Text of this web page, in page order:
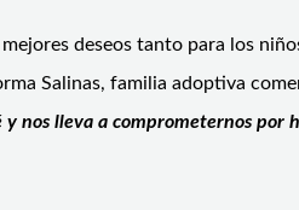
deseos tanto para los
Salinas, familia adoptiva
nos lleva a comprometernos